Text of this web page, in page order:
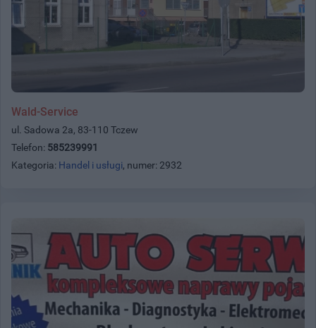
Wald-Service
ul. Sadowa 2a, 83-110 Tczew
Telefon: 585239991
Kategoria: Handel i usługi, numer: 2932